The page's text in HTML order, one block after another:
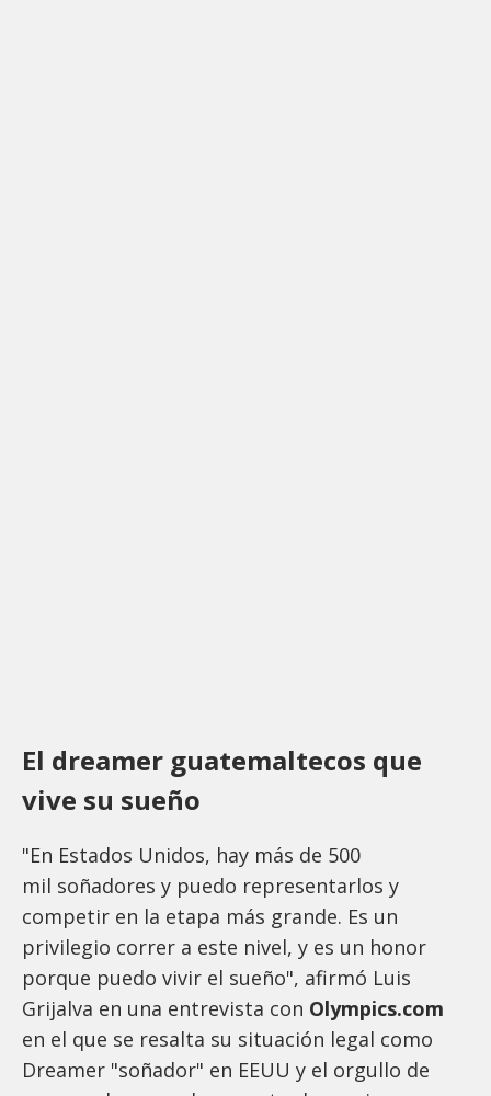
El dreamer guatemaltecos que
vive su sueño
"En Estados Unidos, hay más de 500
mil soñadores y puedo representarlos y
competir en la etapa más grande. Es un
privilegio correr a este nivel, y es un honor
porque puedo vivir el sueño", afirmó Luis
Grijalva en una entrevista con Olympics.com
en el que se resalta su situación legal como
Dreamer "soñador" en EEUU y el orgullo de